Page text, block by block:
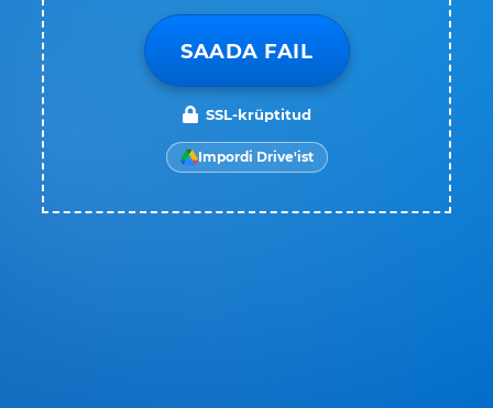
SAADA FAIL
SSL-krüptitud
Impordi Drive'ist